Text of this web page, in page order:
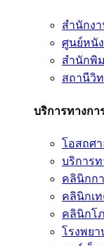
สำนักง
ศูนย์หนั
สำนักพิ
สถานีวิ
บริการทางกา
โอสถศา
บริการ
คลินิกก
คลินิกเ
คลินิกโ
โรงพยา